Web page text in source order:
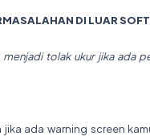
DI LUAR
tolak ukur jika ada
ada warning screen